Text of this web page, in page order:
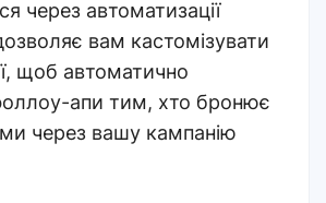
через автоматизації
вам кастомізувати
щоб автоматично
апи тим, хто бронює
через вашу кампанію